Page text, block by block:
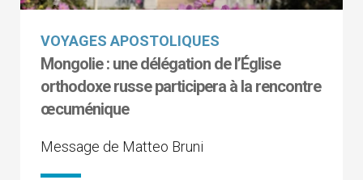
VOYAGES APOSTOLIQUES
Mongolie : une délégation de l’Église
orthodoxe russe participera à la rencontre
œcuménique
Message de Matteo Bruni